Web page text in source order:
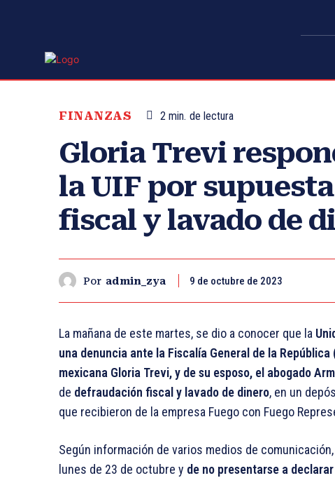
FINANZAS 2 min. de lectura
Gloria Trevi
la UIF por
fiscal y lavado de
Por admin_zya 9 de octubre de 2023
La mañana de este martes, se dio a conocer que la
una denuncia ante la Fiscalía General de la República
mexicana Gloria Trevi, y de su esposo, el abogado
de defraudación fiscal y lavado de dinero, en un
que recibieron de la empresa Fuego con Fuego
Según información de varios medios de
lunes de 23 de octubre y de no presentarse a